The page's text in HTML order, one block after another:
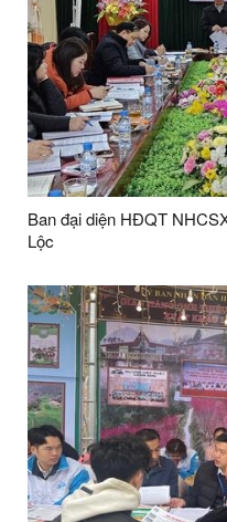
Ban đại diện HĐQT
Lộc